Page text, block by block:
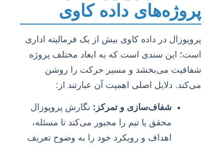
پروژه‌های داده کاوی
پروپوزال در داده کاوی بیش از یک فرمالیته اداری
است؛ این سندی است که به ابعاد مختلف پروژه
شفافیت می‌بخشد و مسیر حرکت را روشن
می‌کند. دلایل اصلی اهمیت آن عبارتند از:
شفاف‌سازی و تمرکز: نگارش پروپوزال
محقق یا تیم را مجبور می‌کند تا مسئله،
اهداف و رویکرد خود را به وضوح تعریف